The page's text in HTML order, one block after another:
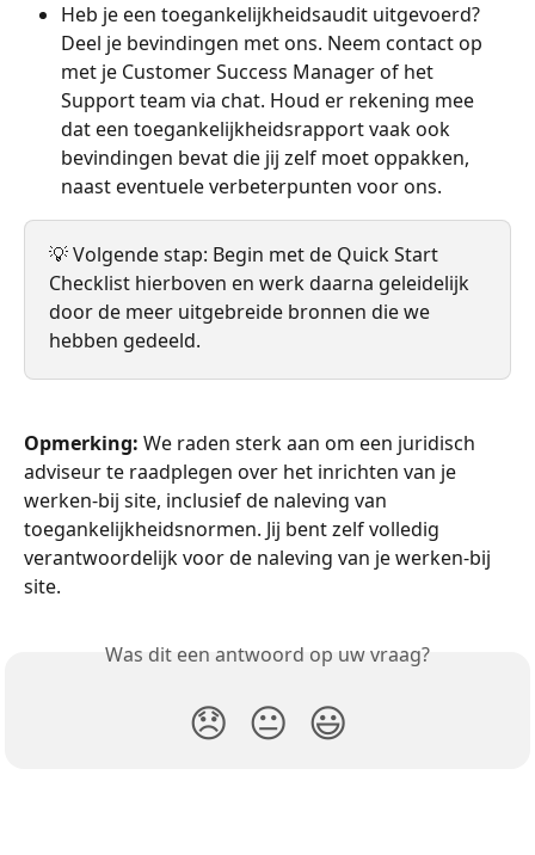
Heb je een toegankelijkheidsaudit uitgevoerd?
Deel je bevindingen met ons. Neem contact op
met je Customer Success Manager of het
Support team via chat. Houd er rekening mee
dat een toegankelijkheidsrapport vaak ook
bevindingen bevat die jij zelf moet oppakken,
naast eventuele verbeterpunten voor ons.
💡 Volgende stap: Begin met de Quick Start
Checklist hierboven en werk daarna geleidelijk
door de meer uitgebreide bronnen die we
hebben gedeeld.
Opmerking: We raden sterk aan om een juridisch
adviseur te raadplegen over het inrichten van je
werken-bij site, inclusief de naleving van
toegankelijkheidsnormen. Jij bent zelf volledig
verantwoordelijk voor de naleving van je werken-bij
site.
Was dit een antwoord op uw vraag?
😞 😐 😃